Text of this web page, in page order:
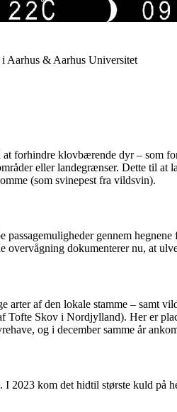
Aarhus & Aarhus Universitet
forhindre klovbærende dyr – som
eller landegrænser. Dette til
(som svinepest fra vildsvin).
gennem
overvågning dokumenterer nu, at
af den lokale stamme – samt
Tofte Skov i Nordjylland). Her er
og i december samme år
kom det hidtil største kuld på